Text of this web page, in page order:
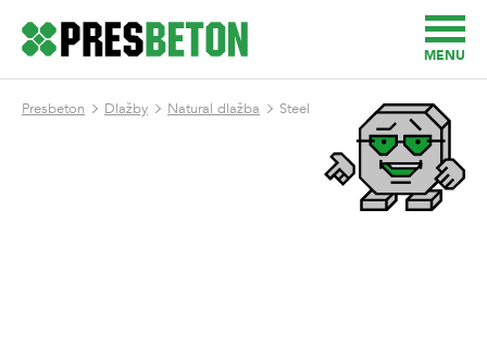
MENU
Presbeton Dlažby Natural dlažba Steel